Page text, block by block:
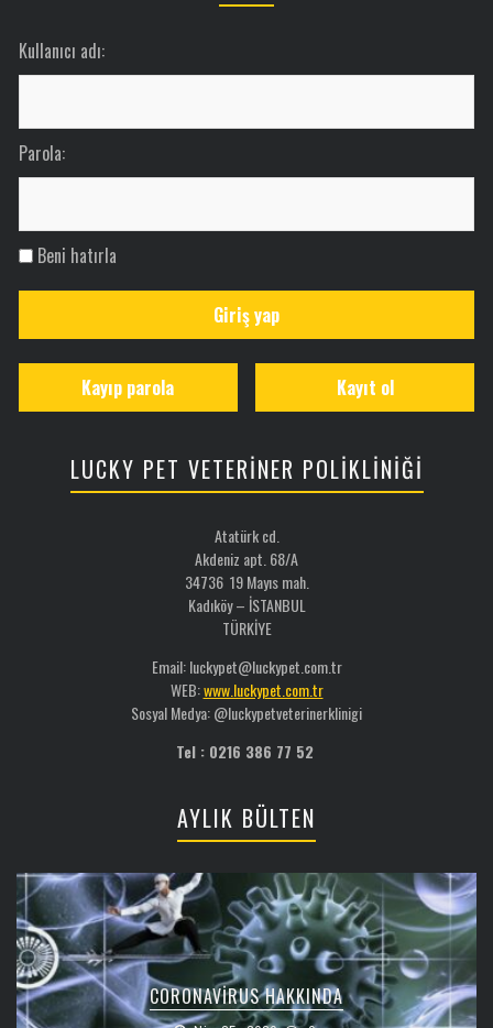
Kullanıcı adı:
Parola:
Beni hatırla
Giriş yap
Kayıt ol
Kayıp parola
LUCKY PET VETERİNER POLİKLİNİĞİ
Atatürk cd.
Akdeniz apt. 68/A
34736 19 Mayıs mah.
Kadıköy – İSTANBUL
TÜRKİYE
Email: luckypet@luckypet.com.tr
WEB:www.luckypet.com.tr
Sosyal Medya: @luckypetveterinerklinigi
Tel : 0216 386 77 52
AYLIK BÜLTEN
CORONAVIRUS HAKKINDA